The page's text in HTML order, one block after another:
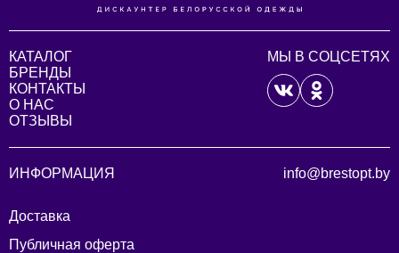
КАТАЛОГ
БРЕНДЫ
КОНТАКТЫ
О НАС
ОТЗЫВЫ
МЫ В СОЦСЕТЯХ
ИНФОРМАЦИЯ
Доставка
Публичная оферта
info@brestopt.by